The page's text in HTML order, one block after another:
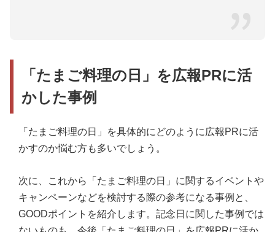
「たまご料理の日」を広報PRに活
かした事例
「たまご料理の日」を具体的にどのように広報PRに活
かすのか悩む方も多いでしょう。
次に、これから「たまご料理の日」に関するイベントや
キャンペーンなどを検討する際の参考になる事例と、
GOODポイントを紹介します。記念日に関した事例では